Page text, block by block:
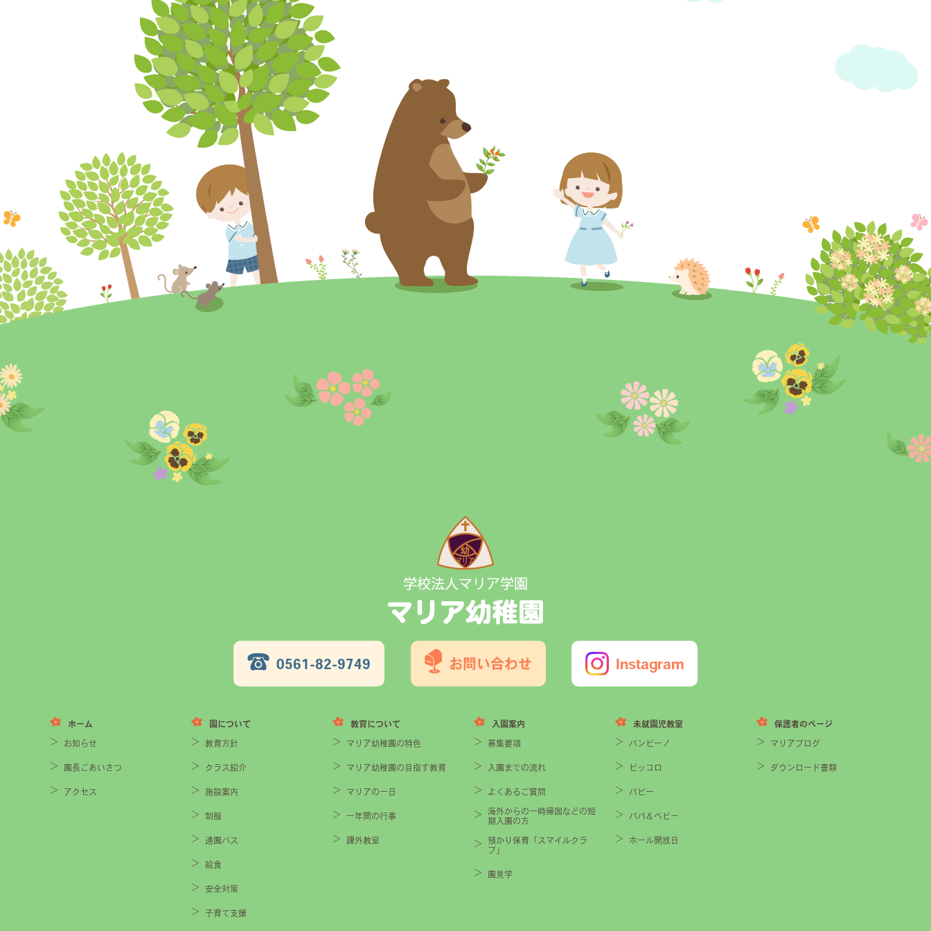
0561-82-9749 お問い合わせ Instagram
ホーム
お知らせ
園長ごあいさつ
アクセス
園について
教育方針
クラス紹介
施設案内
制服
通園バス
給食
安全対策
子育て支援
教育について
マリア幼稚園の特色
マリア幼稚園の目指す教育
マリアの一日
一年間の行事
課外教室
入園案内
募集要項
入園までの流れ
よくあるご質問
海外からの一時帰国などの短
期入園の方
預かり保育「スマイルクラ
ブ」
園見学
未就園児教室
バンビーノ
ピッコロ
パピー
パパ＆ベビー
ホール開放日
保護者のページ
マリアブログ
ダウンロード書類